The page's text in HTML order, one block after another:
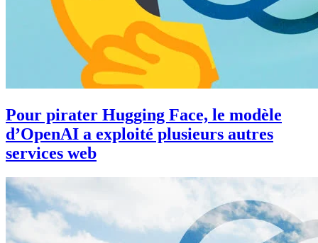
Pour pirater Hugging Face, le modèle
d’OpenAI a exploité plusieurs autres
services web